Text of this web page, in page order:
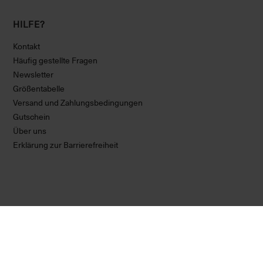
HILFE?
Kontakt
Häufig gestellte Fragen
Newsletter
Größentabelle
Versand und Zahlungsbedingungen
Gutschein
Über uns
Erklärung zur Barrierefreiheit